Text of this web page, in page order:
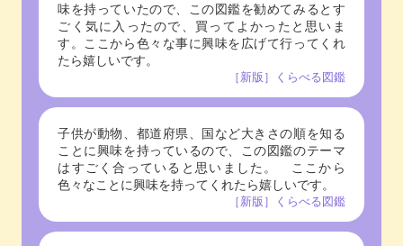
味を持っていたので、この図鑑を勧めてみるとす
ごく気に入ったので、買ってよかったと思いま
す。ここから色々な事に興味を広げて行ってくれ
たら嬉しいです。
［新版］くらべる図鑑
子供が動物、都道府県、国など大きさの順を知る
ことに興味を持っているので、この図鑑のテーマ
はすごく合っていると思いました。 ここから
色々なことに興味を持ってくれたら嬉しいです。
［新版］くらべる図鑑